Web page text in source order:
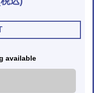
available